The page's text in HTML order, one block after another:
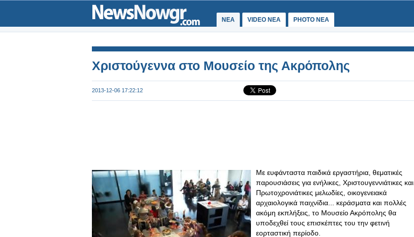
ΝΕΑ VIDEO NEA PHOTO NEA
Χριστούγεννα στο Μουσείο της Ακρόπολης
2013-12-06 17:22:12
Με ευφάνταστα παιδικά εργαστήρια, θεματικές
παρουσιάσεις για ενήλικες, Χριστουγεννιάτικες και
Πρωτοχρονιάτικες μελωδίες, οικογενειακά
αρχαιολογικά παιχνίδια... κεράσματα και πολλές
ακόμη εκπλήξεις, το Μουσείο Ακρόπολης θα
υποδεχθεί τους επισκέπτες του την φετινή
εορταστική περίοδο.